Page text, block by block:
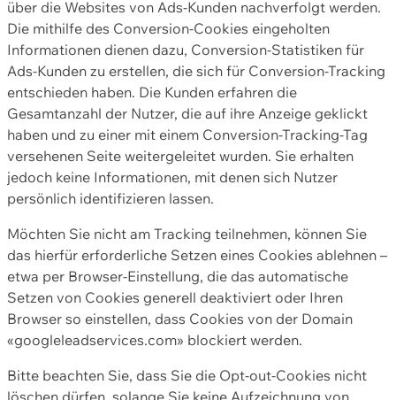
über die Websites von Ads-Kunden nachverfolgt werden.
Die mithilfe des Conversion-Cookies eingeholten
Informationen dienen dazu, Conversion-Statistiken für
Ads-Kunden zu erstellen, die sich für Conversion-Tracking
entschieden haben. Die Kunden erfahren die
Gesamtanzahl der Nutzer, die auf ihre Anzeige geklickt
haben und zu einer mit einem Conversion-Tracking-Tag
versehenen Seite weitergeleitet wurden. Sie erhalten
jedoch keine Informationen, mit denen sich Nutzer
persönlich identifizieren lassen.
Möchten Sie nicht am Tracking teilnehmen, können Sie
das hierfür erforderliche Setzen eines Cookies ablehnen –
etwa per Browser-Einstellung, die das automatische
Setzen von Cookies generell deaktiviert oder Ihren
Browser so einstellen, dass Cookies von der Domain
«googleleadservices.com» blockiert werden.
Bitte beachten Sie, dass Sie die Opt-out-Cookies nicht